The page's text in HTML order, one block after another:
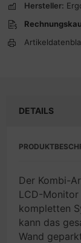
Hersteller:
DETAILS
Der Kombi-
LCD-Monitor
kompletten
kann das
Wand